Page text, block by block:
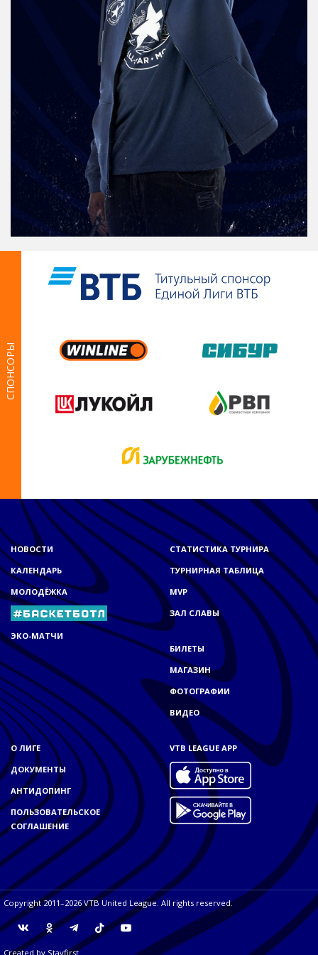
СПОНСОРЫ
НОВОСТИ
КАЛЕНДАРЬ
МОЛОДЁЖКА
ЭКО-МАТЧИ
СТАТИСТИКА ТУРНИРА
ТУРНИРНАЯ ТАБЛИЦА
MVP
ЗАЛ СЛАВЫ
БИЛЕТЫ
МАГАЗИН
ФОТОГРАФИИ
ВИДЕО
О ЛИГЕ
ДОКУМЕНТЫ
АНТИДОПИНГ
ПОЛЬЗОВАТЕЛЬСКОЕ
СОГЛАШЕНИЕ
VTB LEAGUE APP
Copyright 2011–2026 VTB United League. All rights reserved.
Created by Stayfirst